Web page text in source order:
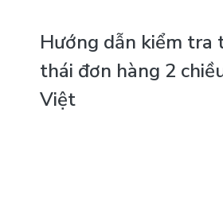
Hướng dẫn kiểm tra
thái đơn hàng 2
Việt